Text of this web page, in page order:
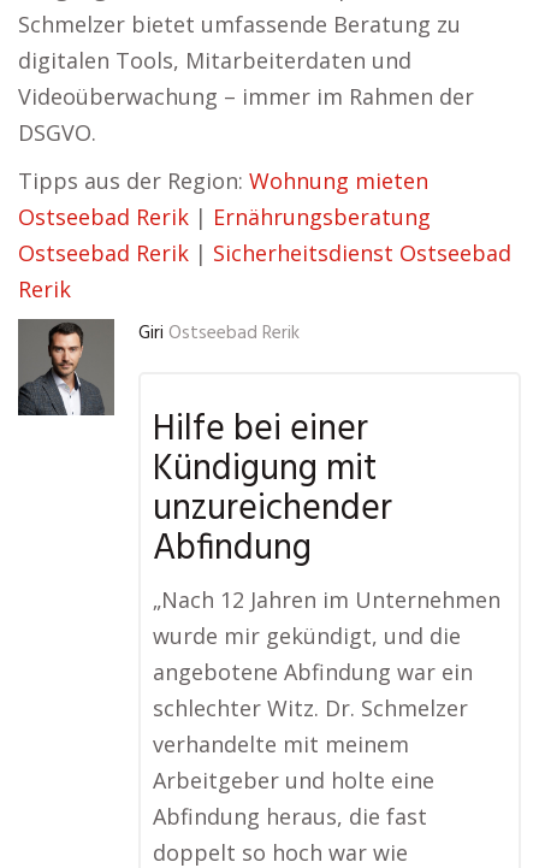
Schmelzer bietet umfassende Beratung zu
digitalen Tools, Mitarbeiterdaten und
Videoüberwachung – immer im Rahmen der
DSGVO.
Tipps aus der Region: Wohnung mieten
Ostseebad Rerik | Ernährungsberatung
Ostseebad Rerik | Sicherheitsdienst Ostseebad
Rerik
Giri Ostseebad Rerik
Hilfe bei einer
Kündigung mit
unzureichender
Abfindung
„Nach 12 Jahren im Unternehmen
wurde mir gekündigt, und die
angebotene Abfindung war ein
schlechter Witz. Dr. Schmelzer
verhandelte mit meinem
Arbeitgeber und holte eine
Abfindung heraus, die fast
doppelt so hoch war wie